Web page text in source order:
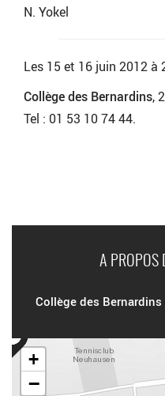
N. Yokel
Les 15 et 16 juin 2012 à
Collège des Bernardins,
Tel : 01 53 10 74 44.
A PROPOS
Collège des
+
−